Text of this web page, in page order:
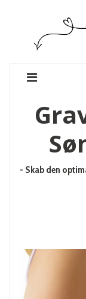
- Skab den